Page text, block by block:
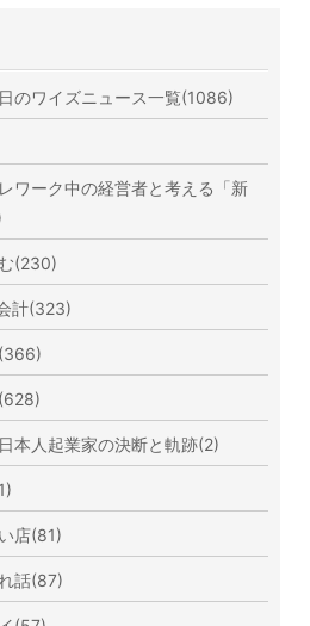
のワイズニュース一覧(1086)
ワーク中の経営者と考える「新
(230)
計(323)
本人起業家の決断と軌跡(2)
店(81)
話(87)